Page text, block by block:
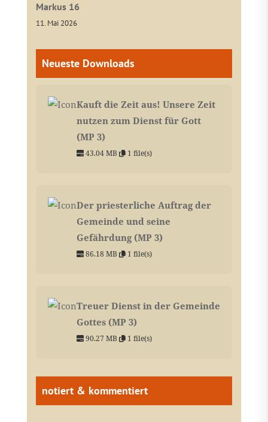
Markus 16
11. Mai 2026
Neueste Downloads
Kauft die Zeit aus! Unsere Zeit
nutzen zum Dienst für Gott
(MP 3)
43.04 MB 1 file(s)
Der priesterliche Auftrag der
Gemeinde und seine
Gefährdung (MP 3)
86.18 MB 1 file(s)
Treuer Dienst in der Gemeinde
Gottes (MP 3)
90.27 MB 1 file(s)
notiert & kommentiert